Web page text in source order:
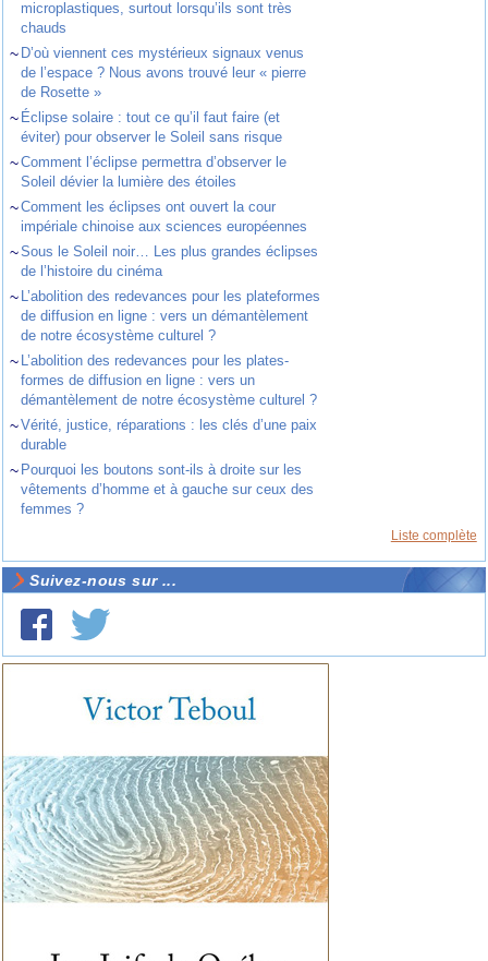
microplastiques, surtout lorsqu’ils sont très
chauds
~ D’où viennent ces mystérieux signaux venus
de l’espace ? Nous avons trouvé leur « pierre
de Rosette »
~ Éclipse solaire : tout ce qu’il faut faire (et
éviter) pour observer le Soleil sans risque
~Comment l’éclipse permettra d’observer le
Soleil dévier la lumière des étoiles
~Comment les éclipses ont ouvert la cour
impériale chinoise aux sciences européennes
~Sous le Soleil noir… Les plus grandes éclipses
de l’histoire du cinéma
~ L’abolition des redevances pour les plateformes
de diffusion en ligne : vers un démantèlement
de notre écosystème culturel ?
~ L’abolition des redevances pour les plates-
formes de diffusion en ligne : vers un
démantèlement de notre écosystème culturel ?
~Vérité, justice, réparations : les clés d’une paix
durable
~ Pourquoi les boutons sont-ils à droite sur les
vêtements d’homme et à gauche sur ceux des
femmes ?
Liste complète
Suivez-nous sur ...